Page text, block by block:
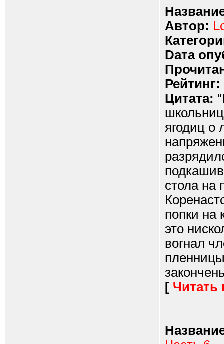
Автор:
Dата
Рейтинг:
Цитата:
ягодиц о
стола на
попки на
это
вогнал
[ Читать